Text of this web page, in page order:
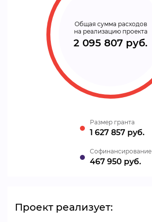
Общая сумма расходов
на реализацию проекта
2 095 807 руб.
Размер гранта
1 627 857 руб.
Cофинансирование
467 950 руб.
Проект реализует: